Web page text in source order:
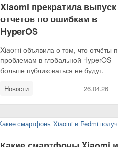
Xiaomi прекратила выпуск
отчетов по ошибкам в
HyperOS
Xiaomi объявила о том, что отчёты
проблемам в глобальной HyperOS
больше публиковаться не будут.
Новости 26.04.26